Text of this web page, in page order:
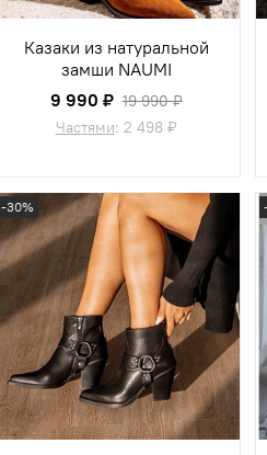
Казаки из натуральной
замши NAUMI
9 990 ₽ 19 990 ₽
Частями: 2 498 ₽
-30%